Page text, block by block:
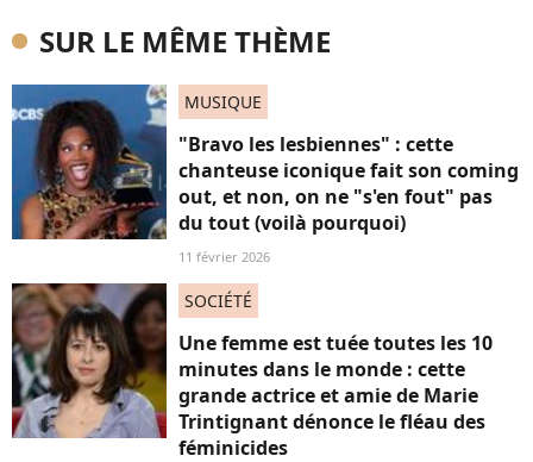
SUR LE MÊME THÈME
MUSIQUE
"Bravo les lesbiennes" : cette
chanteuse iconique fait son coming
out, et non, on ne "s'en fout" pas
du tout (voilà pourquoi)
11 février 2026
SOCIÉTÉ
Une femme est tuée toutes les 10
minutes dans le monde : cette
grande actrice et amie de Marie
Trintignant dénonce le fléau des
féminicides